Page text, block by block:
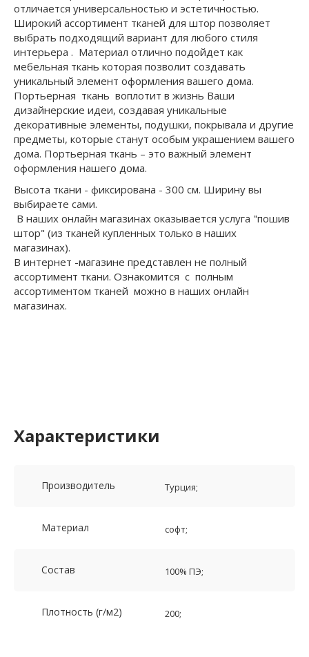
отличается универсальностью и эстетичностью.
Широкий ассортимент тканей для штор позволяет
выбрать подходящий вариант для любого стиля
интерьера . Материал отлично подойдет как
мебельная ткань которая позволит создавать
уникальный элемент оформления вашего дома.
Портьерная ткань воплотит в жизнь Ваши
дизайнерские идеи, создавая уникальные
декоративные элементы, подушки, покрывала и другие
предметы, которые станут особым украшением вашего
дома. Портьерная ткань – это важный элемент
оформления нашего дома.
Высота ткани - фиксирована - 300 см. Ширину вы
выбираете сами.
В наших онлайн магазинах оказывается услуга "пошив
штор" (из тканей купленных только в наших
магазинах).
В интернет -магазине представлен не полный
ассортимент ткани. Ознакомится с полным
ассортиментом тканей можно в наших онлайн
магазинах.
Характеристики
Производитель Турция;
Материал софт;
Состав 100% ПЭ;
Плотность (г/м2) 200;